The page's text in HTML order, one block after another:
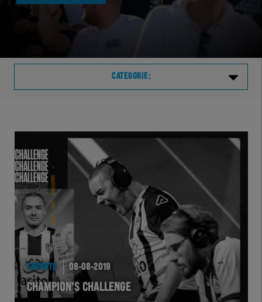
CATEGORIE:
TELHER
HERVOL
HEREXC
EXCHER
VOLHER
ESPORTS 08-08-2019
CHAMPION’S CHALLENGE